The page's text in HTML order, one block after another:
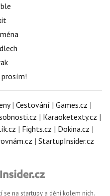
prosím!
| Cestování | Games.cz |
| Karaoketexty.cz |
| Fights.cz | Dokina.cz |
| StartupInsider.cz
se na startupy a dění kolem nich.